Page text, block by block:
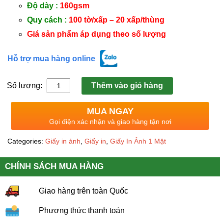
Độ dày : 160gsm
Quy cách : 100 tờ/xấp – 20 xấp/thùng
Giá sản phẩm áp dụng theo số lượng
Hỗ trợ mua hàng online
Số lượng: Thêm vào giỏ hàng
MUA NGAY
Gọi điện xác nhận và giao hàng tận nơi
Categories: Giấy in ảnh Giấy in Giấy In Ảnh 1 Mặt
CHÍNH SÁCH MUA HÀNG
Giao hàng trên toàn Quốc
Phương thức thanh toán